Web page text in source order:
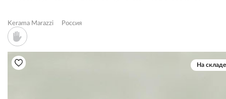
Kerama Marazzi Россия
На складе